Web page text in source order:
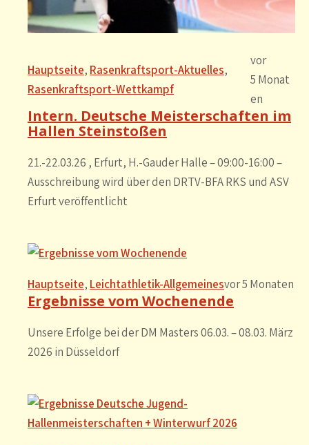
Hauptseite, Rasenkraftsport-Aktuelles
Rasenkraftsport-Wettkampf
vor
5 Monat
en
Intern. Deutsche Meisterschaften im
Hallen Steinstoßen
21.-22.03.26 , Erfurt, H.-Gauder Halle – 09:00-16:00 –
Ausschreibung wird über den DRTV-BFA RKS und ASV
Erfurt veröffentlicht
Hauptseite, Leichtathletik-Allgemeinesvor 5 Monaten
Ergebnisse vom Wochenende
Unsere Erfolge bei der DM Masters 06.03. – 08.03. März
2026 in Düsseldorf